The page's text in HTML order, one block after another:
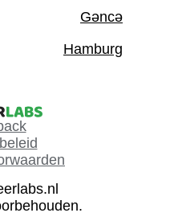
Gəncə
Hamburg